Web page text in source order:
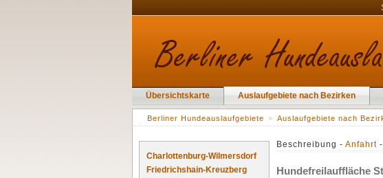
Charlottenburg-Wilmersdorf
Friedrichshain-Kreuzberg
Übersichtskarte Auslaufgebiete nach Bezirken
Berliner Hundeauslaufgebiete > Auslaufgebiete nach
Beschreibung - Anfahrt -
Hundefreilauffläche